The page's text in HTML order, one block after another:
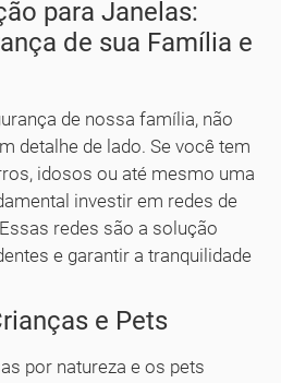
para Janelas:
de sua Família e
de nossa família, não
detalhe de lado. Se você tem
idosos ou até mesmo uma
investir em redes de
redes são a solução
e garantir a tranquilidade
e Pets
por natureza e os pets